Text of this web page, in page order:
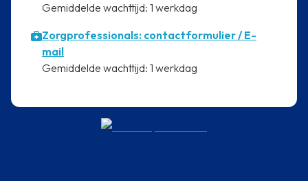
⁠Gemiddelde wachttijd: 1 werkdag
Zorgprofessionals: contactformulier / E-
mail
⁠Gemiddelde wachttijd: 1 werkdag